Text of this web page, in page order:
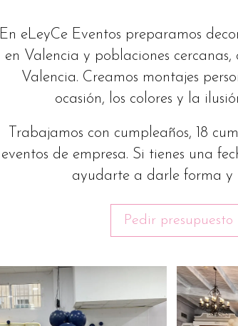
En eLeyCe Eventos preparamos
en Valencia y poblaciones
Valencia. Creamos montajes
ocasión, los colores y la
Trabajamos con cumpleaños, 18
eventos de empresa. Si tienes una
ayudarte a darle forma y
Pedir presupuesto